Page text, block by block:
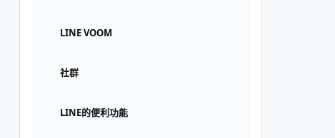
LINE VOOM
社群
LINE的便利功能